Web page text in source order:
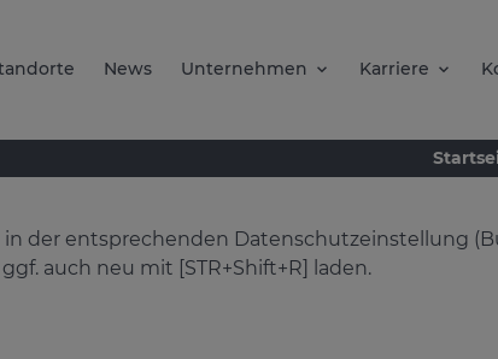
News Unternehmen Karriere
in der entsprechenden Datenschutzeinstellung
auch neu mit [STR+Shift+R] laden.